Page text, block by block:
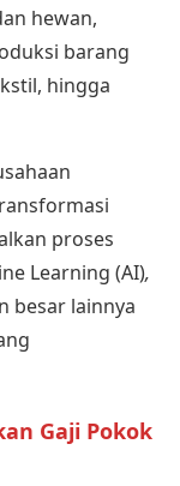
hewan,
barang
hingga
proses
Learning (AI),
besar lainnya
Gaji Pokok